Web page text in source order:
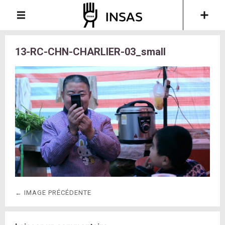
13-RC-CHN-CHARLIER-03_small
← IMAGE PRÉCÉDENTE